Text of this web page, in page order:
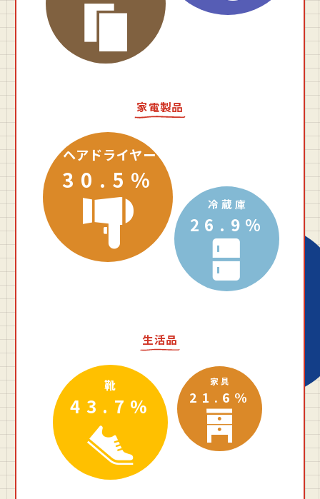
家電製品
冷蔵庫
26.9%
ヘアドライヤー
30.5%
生活品
靴
43.7%
家具
21.6%